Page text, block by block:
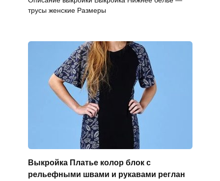
трусы женские Размеры
Выкройка Платье колор блок с
рельефными швами и рукавами реглан